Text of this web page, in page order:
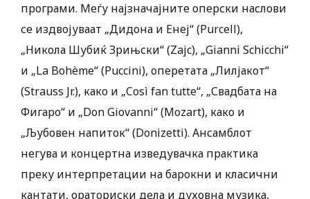
програми. Меѓу најзначајните оперски наслови
се издвојуваат „Дидона и Енеј“ (Purcell),
„Никола Шубиќ Зрињски“ (Zajc), „Gianni Schicchi“
и „La Bohème“ (Puccini), оперетата „Лилјакот“
(Strauss Jr.), како и „Così fan tutte“, „Свадбата на
Фигаро“ и „Don Giovanni“ (Mozart), како и
„Љубовен напиток“ (Donizetti). Ансамблот
негува и концертна изведувачка практика
преку интерпретации на барокни и класични
кантати, ораториски дела и духовна музика,